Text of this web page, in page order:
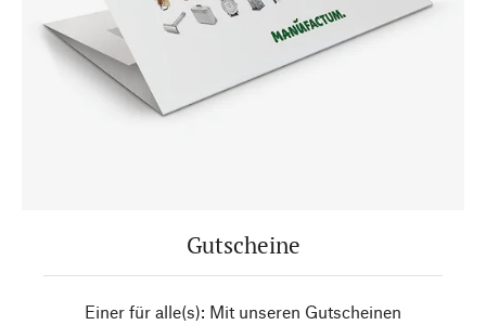
Gutscheine
Einer für alle(s): Mit unseren Gutscheinen